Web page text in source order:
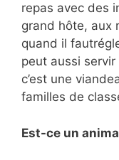
repas avec des
grand hôte, aux
quand il
peut aussi
c’est une
familles de
Est-ce un